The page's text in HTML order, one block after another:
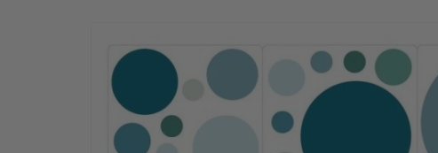
slutten
bildegalleri